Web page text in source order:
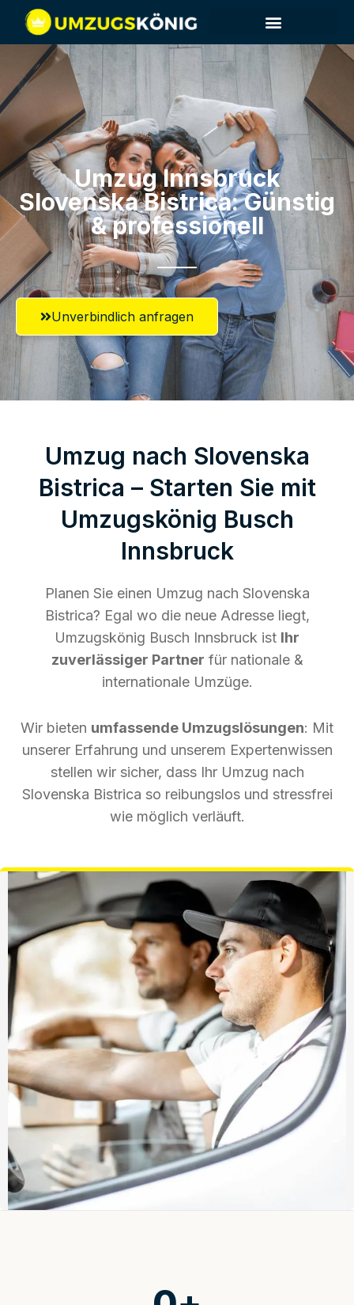
Umzug Innsbruck​
Slovenska Bistrica: Günstig
& professionell​
Unverbindlich anfragen
Umzug nach Slovenska
Bistrica – Starten Sie mit
Umzugskönig Busch
Innsbruck
Planen Sie einen Umzug nach Slovenska
Bistrica? Egal wo die neue Adresse liegt,
Umzugskönig Busch Innsbruck ist Ihr
zuverlässiger Partner für nationale &
internationale Umzüge.
Wir bieten umfassende Umzugslösungen: Mit
unserer Erfahrung und unserem Expertenwissen
stellen wir sicher, dass Ihr Umzug nach
Slovenska Bistrica so reibungslos und stressfrei
wie möglich verläuft.